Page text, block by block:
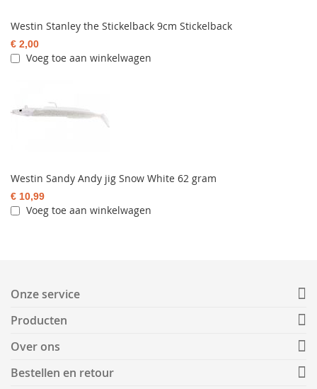
Westin Stanley the Stickelback 9cm Stickelback
€ 2,00
Voeg toe aan winkelwagen
Westin Sandy Andy jig Snow White 62 gram
€ 10,99
Voeg toe aan winkelwagen
Onze service
Producten
Over ons
Bestellen en retour